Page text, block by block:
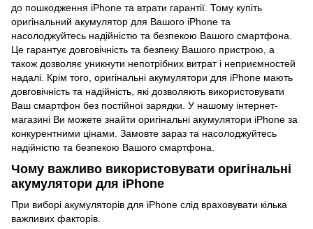
до пошкодження iPhone та втрати гарантії. Тому купіть
оригінальний акумулятор для Вашого iPhone та
насолоджуйтесь надійністю та безпекою Вашого смартфона.
Це гарантує довговічність та безпеку Вашого пристрою, а
також дозволяє уникнути непотрібних витрат і неприємностей
надалі. Крім того, оригінальні акумулятори для iPhone мають
довговічність та надійність, які дозволяють використовувати
Ваш смартфон без постійної зарядки. У нашому інтернет-
магазині Ви можете знайти оригінальні акумулятори iPhone за
конкурентними цінами. Замовте зараз та насолоджуйтесь
надійністю та безпекою Вашого смартфона.
Чому важливо використовувати оригінальні
акумулятори для iPhone
При виборі акумуляторів для iPhone слід враховувати кілька
важливих факторів.